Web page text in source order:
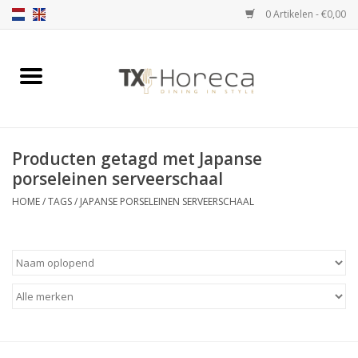
0 Artikelen - €0,00
Home
Catalogi
Partnership Qookingtable
Merken
Contact
Producten getagd met Japanse
porseleinen serveerschaal
HOME/TAGS/ JAPANSE PORSELEINEN SERVEERSCHAAL